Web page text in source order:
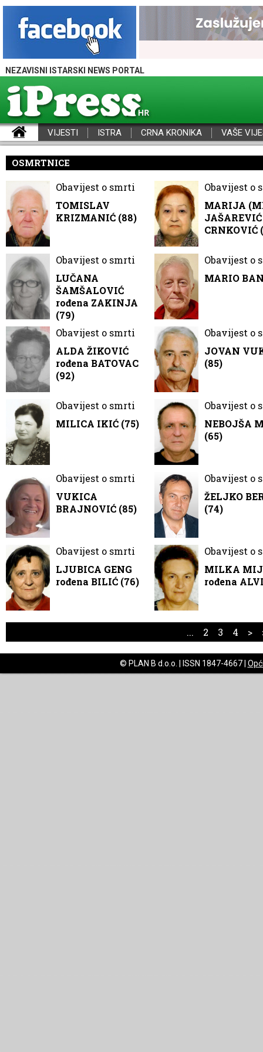
NEZAVISNI ISTARSKI NEWS PORTAL
VIJESTI ISTRA CRNA KRONIKA VAŠE
OSMRTNICE
Obavijest o smrti
TOMISLAV
KRIZMANIĆ (88)
Obavijest o
MARIJA
CRNKOVIĆ
Obavijest o smrti
LUČANA
ŠAMŠALOVIĆ
rođena ZAKINJA
(79)
Obavijest o
MARIO
Obavijest o smrti
ALDA ŽIKOVIĆ
rođena BATOVAC
(92)
Obavijest o
JOVAN
(85)
Obavijest o smrti
MILICA IKIĆ (75)
Obavijest o
NEBOJŠA
(65)
Obavijest o smrti
VUKICA
BRAJNOVIĆ (85)
Obavijest o
ŽELJKO
(74)
Obavijest o smrti
LJUBICA GENG
rođena BILIĆ (76)
Obavijest o
MILKA
rođena
... 2 3 4 >
© PLAN B d.o.o. | ISSN 1847-4667 |